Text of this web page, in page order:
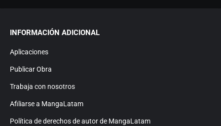
INFORMACIÓN ADICIONAL
Aplicaciones
Publicar Obra
Trabaja con nosotros
Afiliarse a MangaLatam
Política de derechos de autor de MangaLatam